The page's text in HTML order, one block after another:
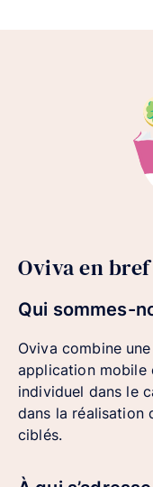
Oviva en bref
Qui sommes-
Oviva combine
application mobile
individuel dans le
dans la réalisation
ciblés.